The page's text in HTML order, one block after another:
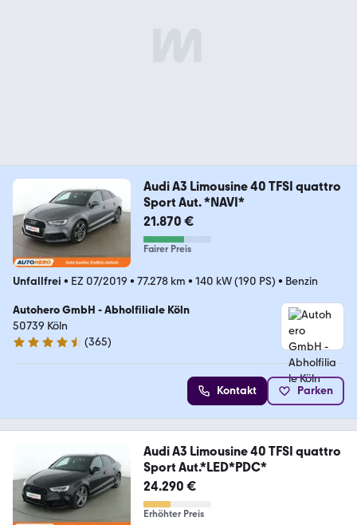
Audi A3 Limousine 40 TFSI quattro
Sport Aut. *NAVI*
21.870 €
Fairer Preis
Unfallfrei • EZ 07/2019 • 77.278 km • 140 kW (190 PS) • Benzin
Autohero GmbH - Abholfiliale Köln
50739 Köln
4.6 Sterne
(365)
Kontakt Parken
Audi A3 Limousine 40 TFSI quattro
Sport Aut.*LED*PDC*
24.290 €
Erhöhter Preis